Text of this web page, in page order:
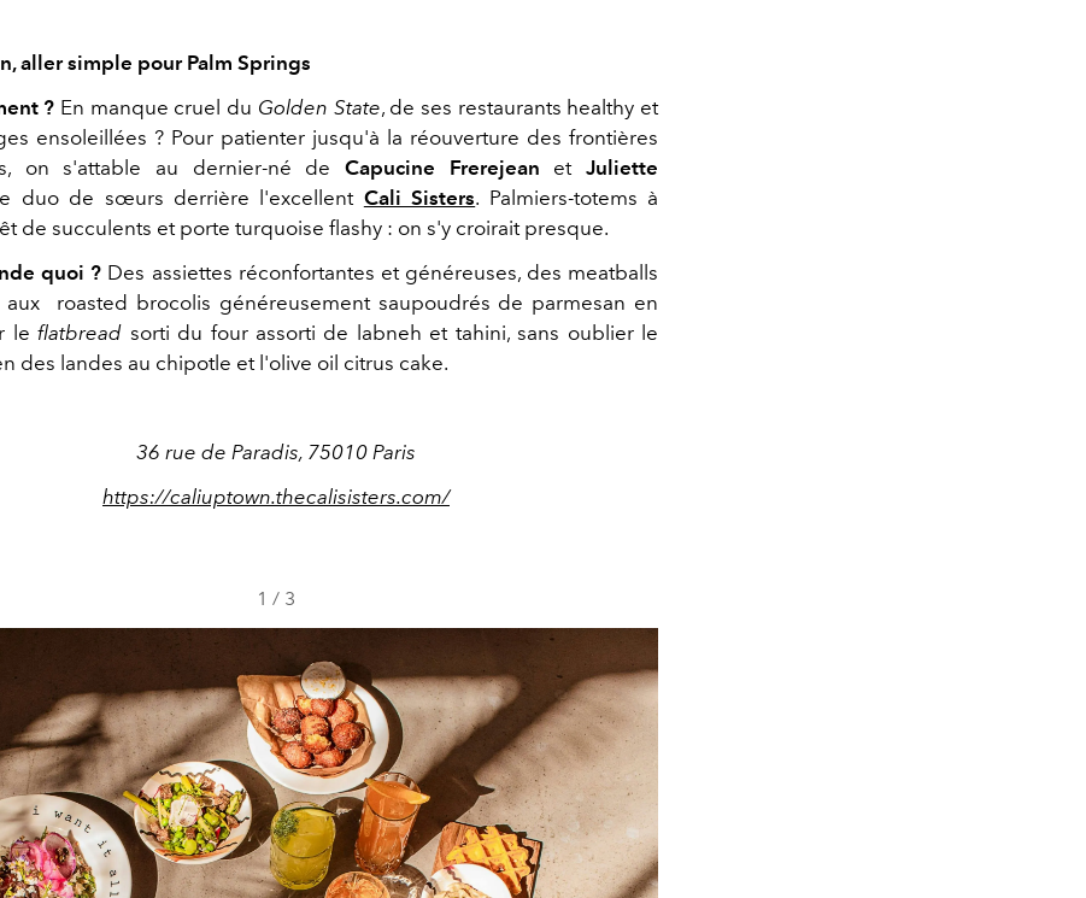
aller simple pour Palm Springs
? En manque cruel du Golden State, de ses restaurants healthy et
ensoleillées ? Pour patienter jusqu'à la réouverture des frontières
on s'attable au dernier-né de Capucine Frerejean etJuliette
duo de sœurs derrière l'excellent Cali Sisters. Palmiers-totems à
de succulents et porte turquoise flashy : on s'y croirait presque.
quoi ? Des assiettes réconfortantes et généreuses, des meatballs
aux roasted brocolis généreusement saupoudrés de parmesan en
leflatbread sorti du four assorti de labneh et tahini, sans oublier le
des landes au chipotle et l'olive oil citrus cake.
36 rue de Paradis, 75010 Paris
https://caliuptown.thecalisisters.com/
1 / 3